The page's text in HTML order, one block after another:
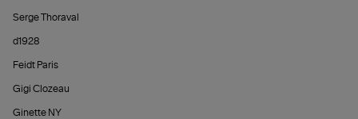
Serge Thoraval
d1928
Feidt Paris
Gigi Clozeau
Ginette NY